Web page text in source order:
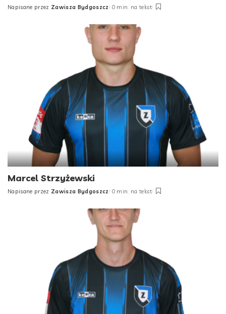
Posted
Napisane przez Zawisza Bydgoszcz 0 min. na tekst
Marcel Strzyżewski
Posted
Napisane przez Zawisza Bydgoszcz 0 min. na tekst